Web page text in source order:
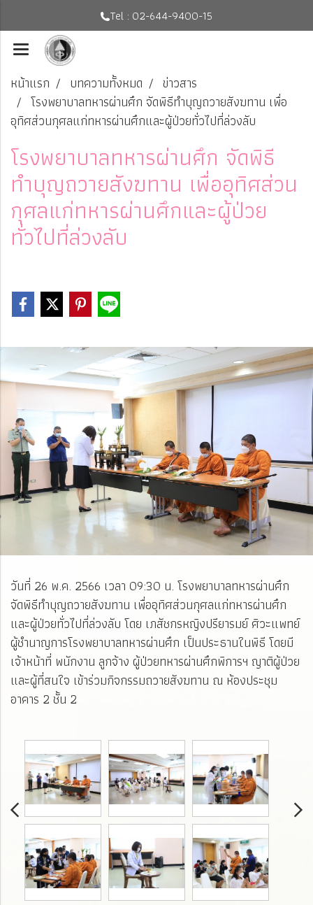
Tel : 02-644-9400-15
หน้าแรก บทความทั้งหมด
ข่าวสาร
โรงพยาบาลทหารผ่านศึก จัดพิธีทำบุญถวายสังฆทาน เพื่อ
อุทิศส่วนกุศลแก่ทหารผ่านศึกและผู้ป่วยทั่วไปที่ล่วงลับ
โรงพยาบาลทหารผ่านศึก จัดพิธี
ทำบุญถวายสังฆทาน เพื่ออุทิศส่วน
กุศลแก่ทหารผ่านศึกและผู้ป่วย
ทั่วไปที่ล่วงลับ
วันที่ 26 พ.ค. 2566 เวลา 09:30 น. โรงพยาบาลทหารผ่านศึก
จัดพิธีทำบุญถวายสังฆทาน เพื่ออุทิศส่วนกุศลแก่ทหารผ่านศึก
และผู้ป่วยทั่วไปที่ล่วงลับ โดย เภสัชกรหญิงปรียารมย์ ศิวะแพทย์
ผู้ชำนาญการโรงพยาบาลทหารผ่านศึก เป็นประธานในพิธี โดยมี
เจ้าหน้าที่ พนักงาน ลูกจ้าง ผู้ป่วยทหารผ่านศึกพิการฯ ญาติผู้ป่วย
และผู้ที่สนใจ เข้าร่วมกิจกรรมถวายสังฆทาน ณ ห้องประชุม
อาคาร 2 ชั้น 2